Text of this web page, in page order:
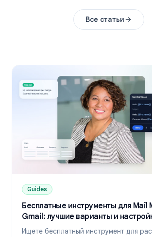
Все статьи
Guides
Бесплатные инструменты для Mail
Gmail: лучшие варианты и
Ищете бесплатный инструмент для